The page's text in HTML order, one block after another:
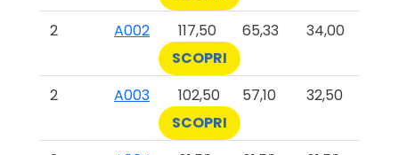
2
A002 117,50 65,33
34,00
SCOPRI
2
A003 102,50 57,10
32,50
SCOPRI